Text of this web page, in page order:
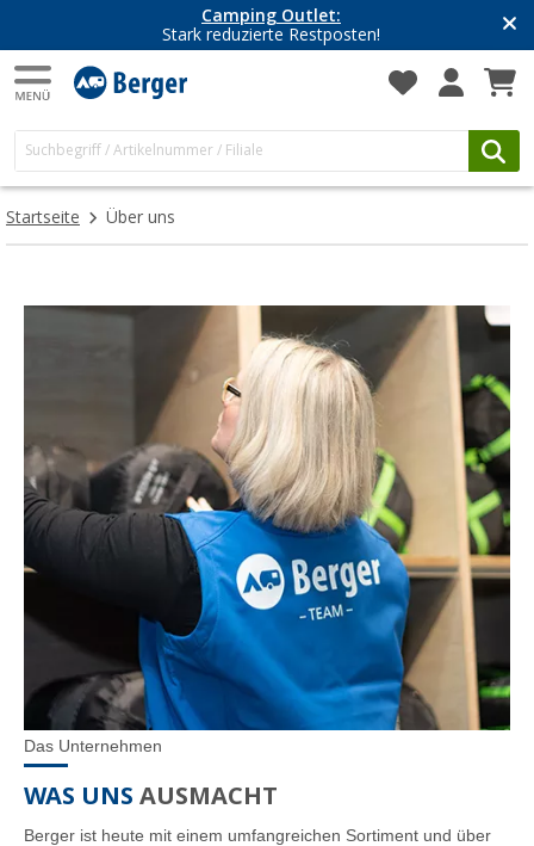
Camping Outlet:
Stark reduzierte Restposten!
Startseite Über uns
Das Unternehmen
WAS UNS AUSMACHT
Berger ist heute mit einem umfangreichen Sortiment und über